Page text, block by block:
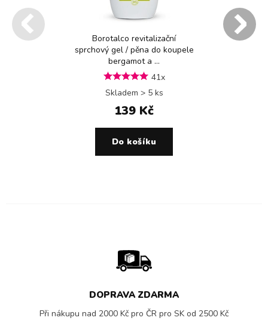
Borotalco revitalizační
sprchový gel / pěna do koupele
bergamot a ...
41x
Skladem > 5 ks
139 Kč
Do košíku
DOPRAVA ZDARMA
Při nákupu nad 2000 Kč pro ČR pro SK od 2500 Kč